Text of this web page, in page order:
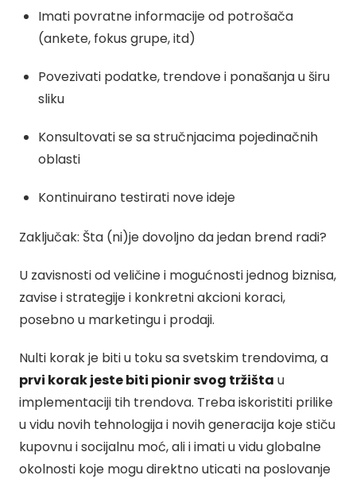
Imati povratne informacije od potrošača
(ankete, fokus grupe, itd)
Povezivati podatke, trendove i ponašanja u širu
sliku
Konsultovati se sa stručnjacima pojedinačnih
oblasti
Kontinuirano testirati nove ideje
Zaključak: Šta (ni)je dovoljno da jedan brend radi?
U zavisnosti od veličine i mogućnosti jednog biznisa,
zavise i strategije i konkretni akcioni koraci,
posebno u marketingu i prodaji.
Nulti korak je biti u toku sa svetskim trendovima, a
prvi korak jeste biti pionir svog tržišta u
implementaciji tih trendova. Treba iskoristiti prilike
u vidu novih tehnologija i novih generacija koje stiču
kupovnu i socijalnu moć, ali i imati u vidu globalne
okolnosti koje mogu direktno uticati na poslovanje